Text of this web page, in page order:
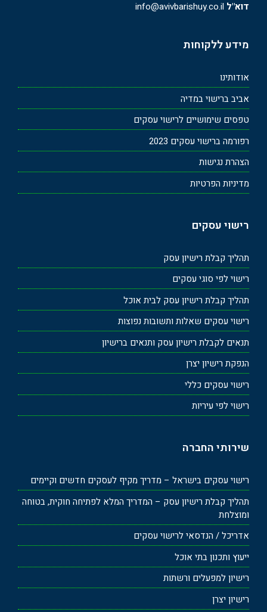
דוא"ל
מידע ללקוחות
אודותינו
אביב ברישוי במדיה
טפסים שימושיים לרישוי עסקים
רפורמה ברישוי עסקים 2023
הצהרת נגישות
מדיניות הפרטיות
רישוי עסקים
תהליך קבלת רישיון עסק
רישוי לפי סוגי עסקים
תהליך קבלת רישיון עסק לבית אוכל
רישוי עסקים שאלות ותשובות נפוצות
תנאים לקבלת רישיון עסק ותנאים ברישיון
הנפקת רישיון יצרן
רישוי עסקים כללי
רישוי לפי עיריות
שירותי החברה
רישוי עסקים בישראל – מדריך מקיף לעסקים חדשים וקיימים
תהליך קבלת רישיון עסק – המדריך המלא לפתיחה חוקית, בטוחה
ומוצלחת
אדריכל / הנדסאי לרישוי עסקים
ייעוץ ותכנון בתי אוכל
רישיון למפעלים ורשתות
רישיון יצרן